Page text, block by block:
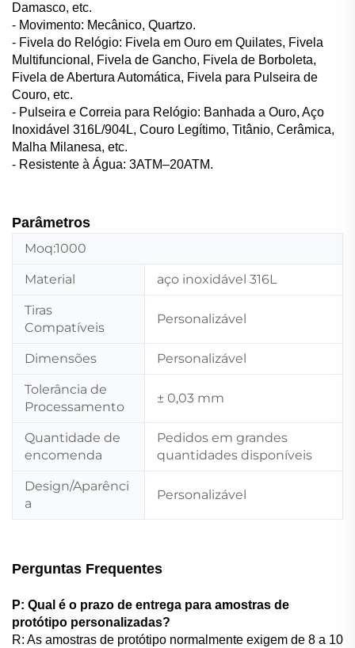
Damasco, etc.
- Movimento: Mecânico, Quartzo.
- Fivela do Relógio: Fivela em Ouro em Quilates, Fivela
Multifuncional, Fivela de Gancho, Fivela de Borboleta,
Fivela de Abertura Automática, Fivela para Pulseira de
Couro, etc.
- Pulseira e Correia para Relógio: Banhada a Ouro, Aço
Inoxidável 316L/904L, Couro Legítimo, Titânio, Cerâmica,
Malha Milanesa, etc.
- Resistente à Água: 3ATM–20ATM.
Parâmetros
Moq:1000
Material aço inoxidável 316L
Tiras
Compatíveis
Personalizável
Dimensões Personalizável
Tolerância de
Processamento
± 0,03 mm
Quantidade de
encomenda
Pedidos em grandes
quantidades disponíveis
Design/Aparênci
a
Personalizável
Perguntas Frequentes
P: Qual é o prazo de entrega para amostras de
protótipo personalizadas?
R: As amostras de protótipo normalmente exigem de 8 a 10